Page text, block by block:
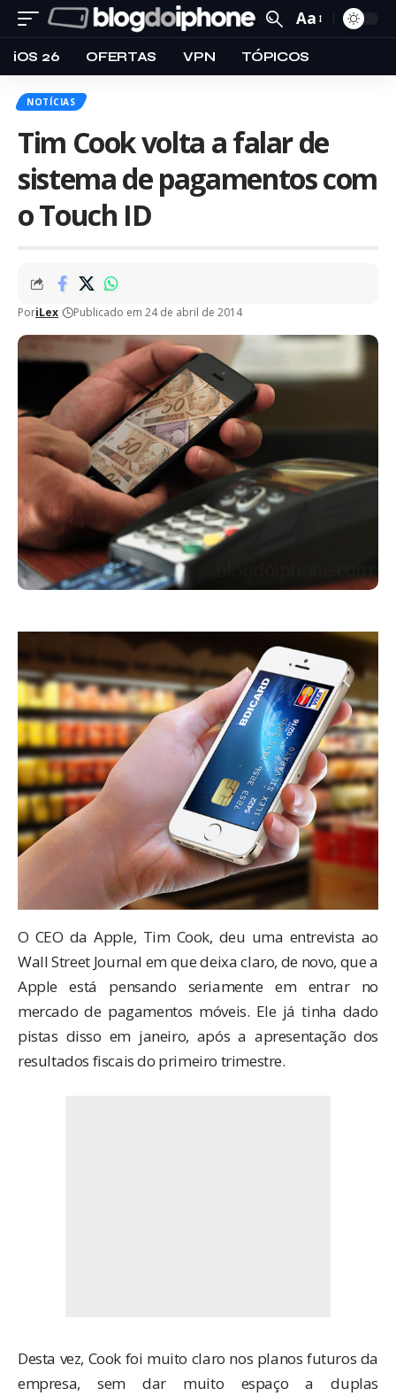
Aa
iOS 26 OFERTAS VPN TÓPICOS
NOTÍCIAS
Tim Cook volta a falar de
sistema de pagamentos com
o Touch ID
PoriLex Publicado em 24 de abril de 2014
O CEO da Apple, Tim Cook, deu uma entrevista ao
Wall Street Journal em que deixa claro, de novo, que a
Apple está pensando seriamente em entrar no
mercado de pagamentos móveis. Ele já tinha dado
pistas disso em janeiro, após a apresentação dos
resultados fiscais do primeiro trimestre.
Desta vez, Cook foi muito claro nos planos futuros da
empresa, sem dar muito espaço a duplas